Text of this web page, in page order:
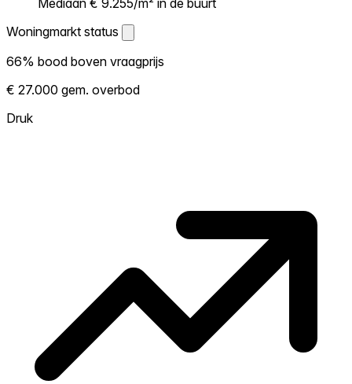
Woningmarkt status
Woningmarkt status
Laat zien hoe competitief de markt hier is.
Hoe meer woningen boven vraagprijs
verkopen, hoe heter. Heet? Verwacht
66% bood boven vraagprijs
€ 27.000 gem. overbod
Druk